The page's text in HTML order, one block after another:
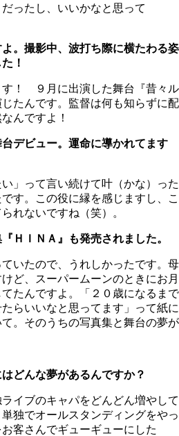
ったし、いいかなと思って
。撮影中、波打ち際に横たわる姿
！
！ ９月に出演した舞台『昔々ル
たんです。監督は何も知らずに配
んですよ！
デビュー。運命に導かれてます
」って言い続けて叶（かな）った
す。この役に縁を感じますし、こ
れないですね（笑）。
ＨＩＮＡ』も発売されました。
いたので、うれしかったです。母
ど、スーパームーンのときにお月
たんですよ。「２０歳になるまで
らいいなと思ってます」って紙に
。そのうちの写真集と舞台の夢が
んな夢があるんですか？
イブのキャパをどんどん増やして
独でオールスタンディングをやっ
客さんでギューギューにした